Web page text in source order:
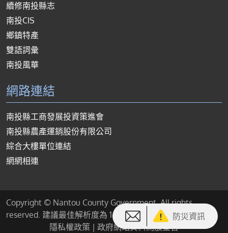
防災資訊
續修南投縣志
南投CIS
鄉鎮特產
雙語詞彙
南投風華
網路連結
南投縣工商發展投資策進會
南投縣農產運銷股份有限公司
綜合大樓單位連結
網網相連
Copyright © Nantou County Government. All rights
reserved. 建議最佳解析度為 1440*900 或以上
隱私權政策 | 政府網站資料開放宣告